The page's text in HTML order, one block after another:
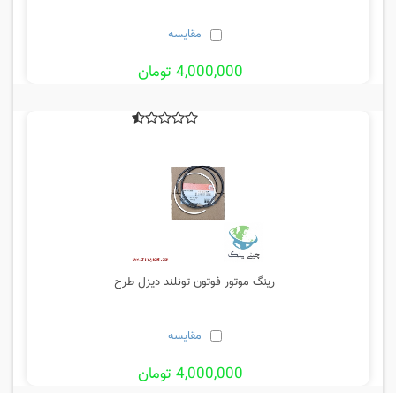
مقایسه
4,000,000 تومان
رینگ موتور فوتون تونلند دیزل طرح
مقایسه
4,000,000 تومان